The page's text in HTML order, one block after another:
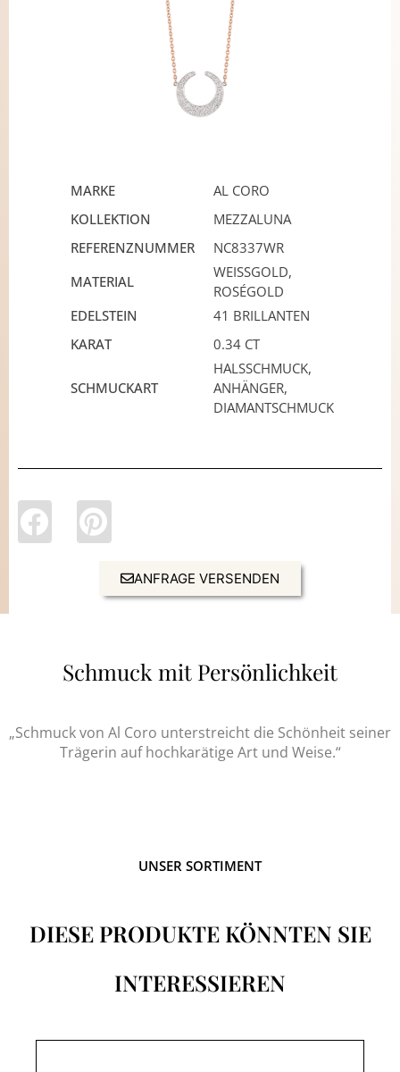
MARKE
AL CORO
KOLLEKTION
MEZZALUNA
REFERENZNUMMER
NC8337WR
MATERIAL
WEISSGOLD, R
OSÉGOLD
EDELSTEIN
41 BRILLANTEN
KARAT
0.34 CT
SCHMUCKART
HALSSCHMUCK,
ANHÄNGER,
DIAMANTSCHMUCK
ANFRAGE VERSENDEN
Schmuck mit Persönlichkeit
„Schmuck von Al Coro unterstreicht die Schönheit seiner
Trägerin auf hochkarätige Art und Weise.“
UNSER SORTIMENT
DIESE PRODUKTE KÖNNTEN SIE
INTERESSIEREN